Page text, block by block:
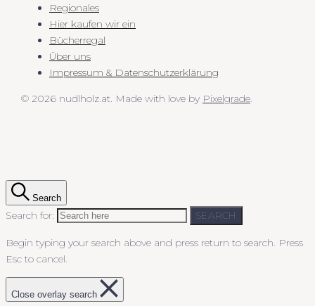
Regionales
Hier kaufen wir ein
Bücherregal
Über uns
Impressum & Datenschutzerklärung
© 2026 nudlholz.at. Made with love by Pixelgrade
Search
Search for: SEARCH
Begin typing your search above and press return to search. Press
Esc to cancel.
Close overlay search